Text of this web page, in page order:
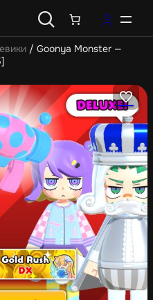
/ Goonya Monster —